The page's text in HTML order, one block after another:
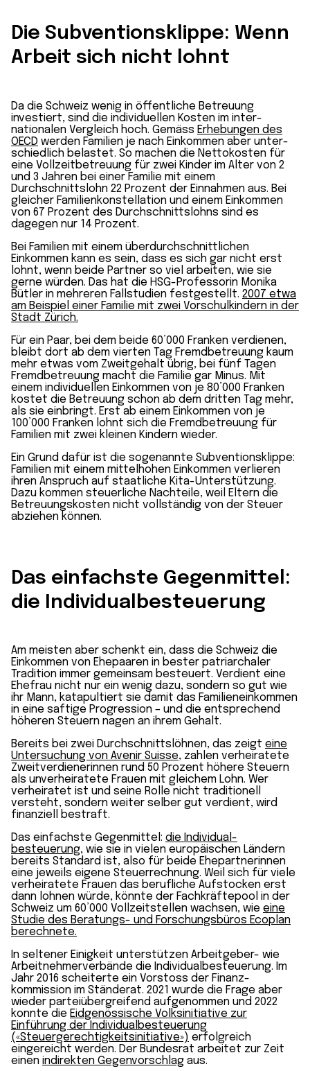
Die Subventionsklippe: Wenn
Arbeit sich nicht lohnt
Da die Schweiz wenig in öffentliche Betreuung
investiert, sind die individuellen Kosten im inter­
nationalen Vergleich hoch. Gemäss Erhebungen des
OECD werden Familien je nach Einkommen aber unter­
schiedlich belastet. So machen die Netto­kosten für
eine Vollzeit­betreuung für zwei Kinder im Alter von 2
und 3 Jahren bei einer Familie mit einem
Durchschnittslohn 22 Prozent der Einnahmen aus. Bei
gleicher Familien­konstellation und einem Einkommen
von 67 Prozent des Durchschnitts­lohns sind es
dagegen nur 14 Prozent.
Bei Familien mit einem über­durchschnittlichen
Einkommen kann es sein, dass es sich gar nicht erst
lohnt, wenn beide Partner so viel arbeiten, wie sie
gerne würden. Das hat die HSG-Professorin Monika
Bütler in mehreren Fall­studien festgestellt. 2007 etwa
am Beispiel einer Familie mit zwei Vorschulkindern in der
Stadt Zürich.
Für ein Paar, bei dem beide 60’000 Franken verdienen,
bleibt dort ab dem vierten Tag Fremd­betreuung kaum
mehr etwas vom Zweitgehalt übrig, bei fünf Tagen
Fremd­betreuung macht die Familie gar Minus. Mit
einem individuellen Einkommen von je 80’000 Franken
kostet die Betreuung schon ab dem dritten Tag mehr,
als sie einbringt. Erst ab einem Einkommen von je
100’000 Franken lohnt sich die Fremd­betreuung für
Familien mit zwei kleinen Kindern wieder.
Ein Grund dafür ist die sogenannte Subventions­klippe:
Familien mit einem mittel­hohen Einkommen verlieren
ihren Anspruch auf staatliche Kita-Unterstützung.
Dazu kommen steuerliche Nachteile, weil Eltern die
Betreuungs­kosten nicht vollständig von der Steuer
abziehen können.
Das einfachste Gegenmittel:
die Individualbesteuerung
Am meisten aber schenkt ein, dass die Schweiz die
Einkommen von Ehepaaren in bester patriarchaler
Tradition immer gemeinsam besteuert. Verdient eine
Ehefrau nicht nur ein wenig dazu, sondern so gut wie
ihr Mann, katapultiert sie damit das Familien­einkommen
in eine saftige Progression – und die entsprechend
höheren Steuern nagen an ihrem Gehalt.
Bereits bei zwei Durchschnitts­löhnen, das zeigt eine
Unter­suchung von Avenir Suisse, zahlen verheiratete
Zweitverdienerinnen rund 50 Prozent höhere Steuern
als unverheiratete Frauen mit gleichem Lohn. Wer
verheiratet ist und seine Rolle nicht traditionell
versteht, sondern weiter selber gut verdient, wird
finanziell bestraft.
Das einfachste Gegenmittel: die Individual­
besteuerung, wie sie in vielen europäischen Ländern
bereits Standard ist, also für beide Ehepartnerinnen
eine jeweils eigene Steuer­rechnung. Weil sich für viele
verheiratete Frauen das berufliche Aufstocken erst
dann lohnen würde, könnte der Fachkräfte­pool in der
Schweiz um 60’000 Vollzeit­stellen wachsen, wie eine
Studie des Beratungs- und Forschungsbüros Ecoplan
berechnete.
In seltener Einigkeit unterstützen Arbeitgeber- wie
Arbeitnehmer­verbände die Individual­besteuerung. Im
Jahr 2016 scheiterte ein Vorstoss der Finanz­
kommission im Ständerat. 2021 wurde die Frage aber
wieder parteiübergreifend aufgenommen und 2022
konnte die Eidgenössische Volksinitiative zur
Einführung der Individualbesteuerung
(«Steuergerechtigkeitsinitiative») erfolgreich
eingereicht werden. Der Bundesrat arbeitet zur Zeit
einen indirekten Gegenvorschlag aus.